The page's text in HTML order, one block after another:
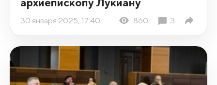
30 января 2025, 17:40 860 3